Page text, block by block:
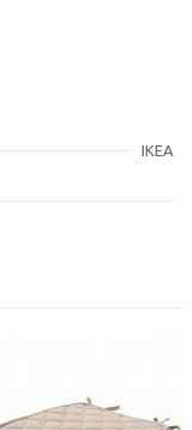
IKEA